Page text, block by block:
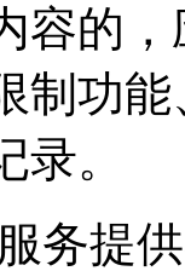
容的
制功
。
务提